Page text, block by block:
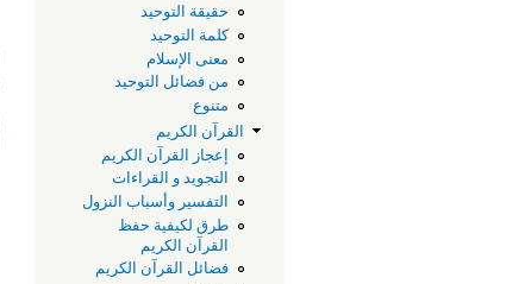
حقيقة التوحيد
كلمة التوحيد
معنى الإسلام
من فضائل التوحيد
متنوع
القرآن الكريم
إعجاز القرآن الكريم
التجويد و القراءات
التفسير وأسباب النزول
طرق لكيفية حفظ
القرآن الكريم
فضائل القرآن الكريم